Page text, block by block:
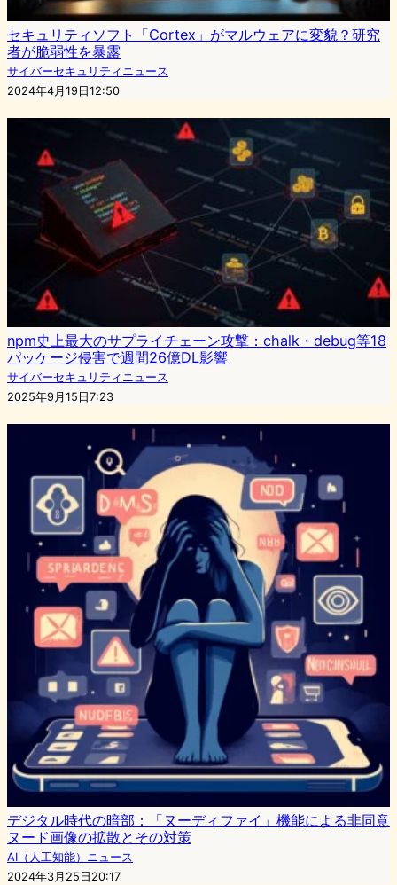
セキュリティソフト「Cortex」がマルウェアに変貌？研究
者が脆弱性を暴露
サイバーセキュリティニュース
2024年4月19日12:50
npm史上最大のサプライチェーン攻撃：chalk・debug等18
パッケージ侵害で週間26億DL影響
サイバーセキュリティニュース
2025年9月15日7:23
デジタル時代の暗部：「ヌーディファイ」機能による非同意
ヌード画像の拡散とその対策
AI（人工知能）ニュース
2024年3月25日20:17